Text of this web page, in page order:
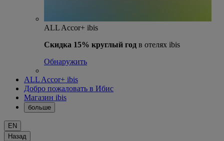
ALL Accor+ ibis
Скидка 15% круглый год в отелях ibis
Обнаружить
ALL Accor+ ibis
Добро пожаловать в Ибис
Магазин ibis
больше
EN
Назад